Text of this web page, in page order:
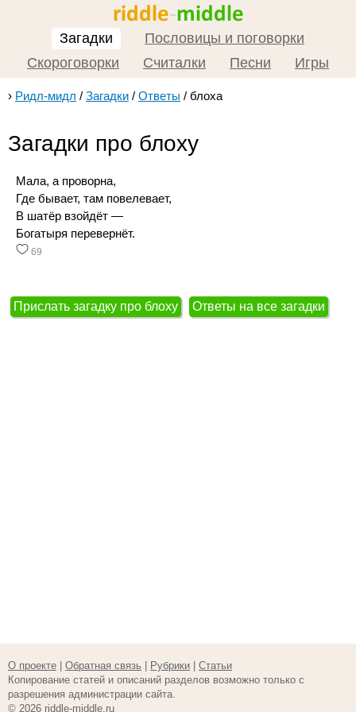
Загадки
Пословицы и поговорки
Скороговорки
Считалки Песни Игры
› Ридл-мидл / Загадки / Ответы / блоха
Загадки про блоху
Мала, а проворна,
Где бывает, там повелевает,
В шатёр взойдёт —
Богатыря перевернёт.
69
Прислать загадку про блоху Ответы на все загадки
О проекте Обратная связь Рубрики
Статьи
Копирование статей и описаний разделов возможно только с
разрешения администрации сайта.
© 2026 riddle-middle.ru